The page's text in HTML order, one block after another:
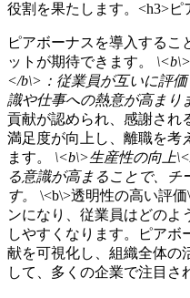
役割を果たします。<h3>
ピアボーナスを導入するこ
ットが期待できます。
</b\>：従業員が互いに評
識や仕事への熱意が高まり
貢献が認められ、感謝され
満足度が向上し、離職を考
ます。
\<b\>生産性の向上
る意識が高まることで、チ
す。
\<b\>透明性の高い評
ンになり、従業員はどのよ
しやすくなります。ピアボ
献を可視化し、組織全体の
して、多くの企業で注目さ